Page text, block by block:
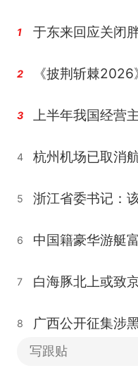
1
2 《披荆斩棘
3
4 杭州机场已取消
5
6
7 白海豚北上或致
8 广西公开征集涉
写跟贴